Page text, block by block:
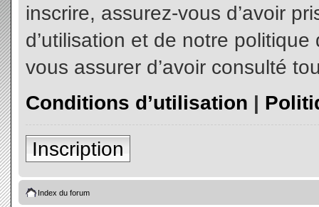
inscrire, assurez-vous d’avoir
d’utilisation et de notre
vous assurer d’avoir consulté
Conditions d’utilisation |
Inscription
Index du forum